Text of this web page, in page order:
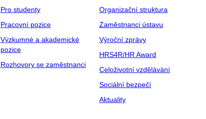
Pro studenty
Pracovní pozice
Výzkumné a akademické
pozice
Rozhovory se zaměstnanci
Organizační struktura
Zaměstnanci ústavu
Výroční zprávy
HRS4R/HR Award
Celoživotní vzdělávání
Sociální bezpečí
Aktuality